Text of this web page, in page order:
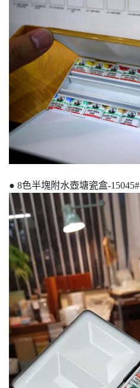
● 8色半塊附水壺塘瓷盒-15045#